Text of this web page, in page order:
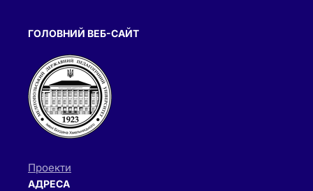
ГОЛОВНИЙ ВЕБ-САЙТ
Проекти
АДРЕСА